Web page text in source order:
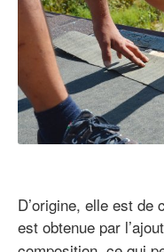
D’origine, elle est de
est obtenue par l’ajout